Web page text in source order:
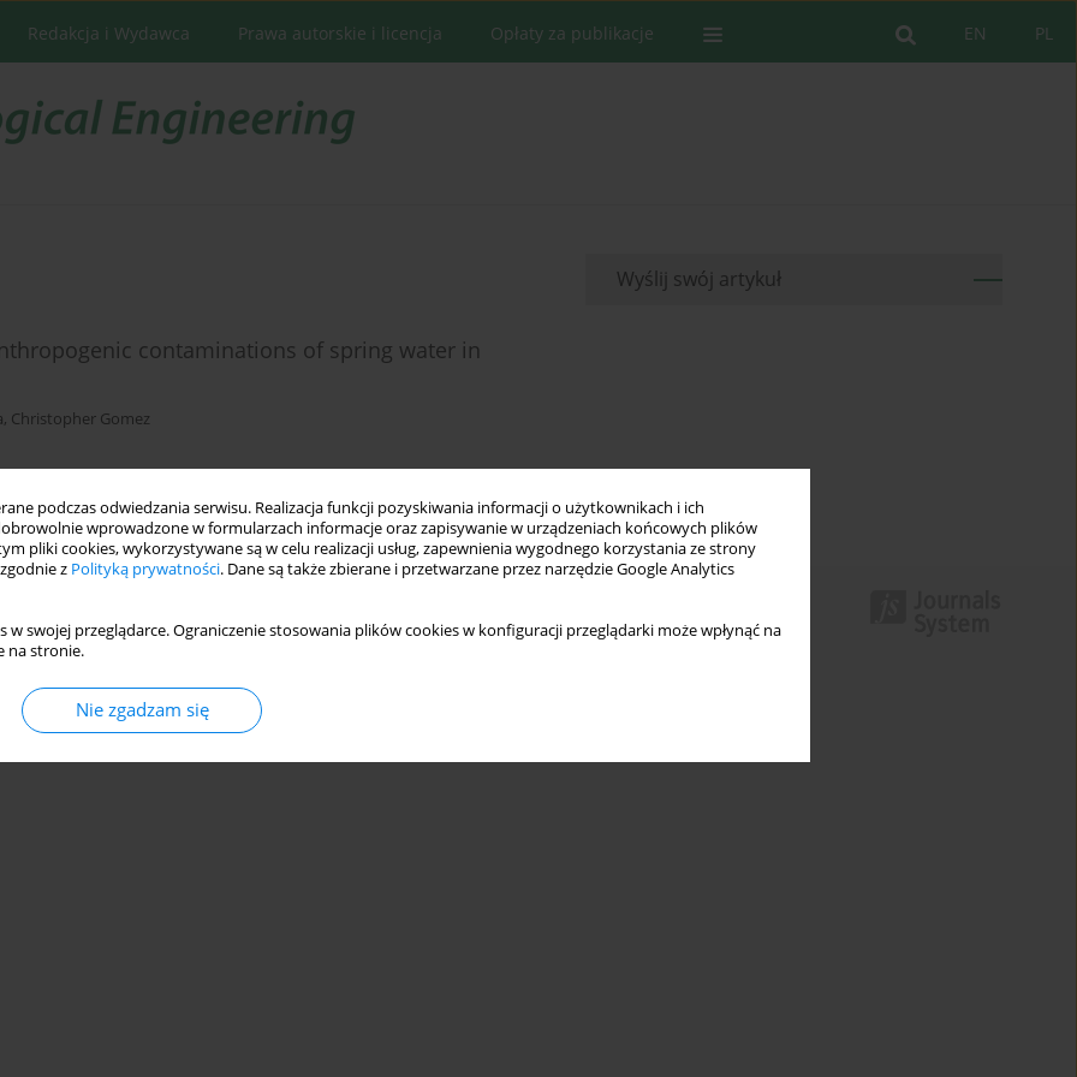
podczas odwiedzania serwisu. Realizacja funkcji pozyskiwania informacji o użytkownikach i ich
wprowadzone w formularzach informacje oraz zapisywanie w urządzeniach końcowych plików
pliki cookies, wykorzystywane są w celu realizacji usług, zapewnienia wygodnego korzystania ze strony
z Polityką prywatności. Dane są także zbierane i przetwarzane przez narzędzie Google Analytics
w swojej przeglądarce. Ograniczenie stosowania plików cookies w konfiguracji przeglądarki może wpłynąć na
na stronie.
Nie zgadzam się
PL
EN
Redakcja i Wydawca Prawa autorskie i licencja Opłaty za publikacje
contaminations of spring water in
, Christopher Gomez
Statystyki
Wyślij swój artykuł
© 2006-2026 Journal hosting platform by